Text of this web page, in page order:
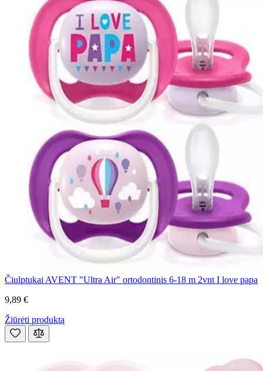
Čiulptukai AVENT "Ultra Air" ortodontinis 6-18 m 2vnt I love papa
9,89 €
Žiūrėti produktą